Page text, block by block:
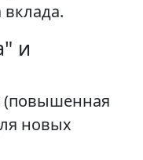
и
(повышенная
новых